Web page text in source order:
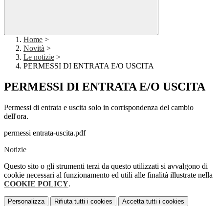
Home >
Novità >
Le notizie >
PERMESSI DI ENTRATA E/O USCITA
PERMESSI DI ENTRATA E/O USCITA
Permessi di entrata e uscita solo in corrispondenza del cambio
dell'ora.
permessi entrata-uscita.pdf
Notizie
Questo sito o gli strumenti terzi da questo utilizzati si avvalgono di
cookie necessari al funzionamento ed utili alle finalità illustrate nella
COOKIE POLICY.
Personalizza Rifiuta tutti i cookies Accetta tutti i cookies